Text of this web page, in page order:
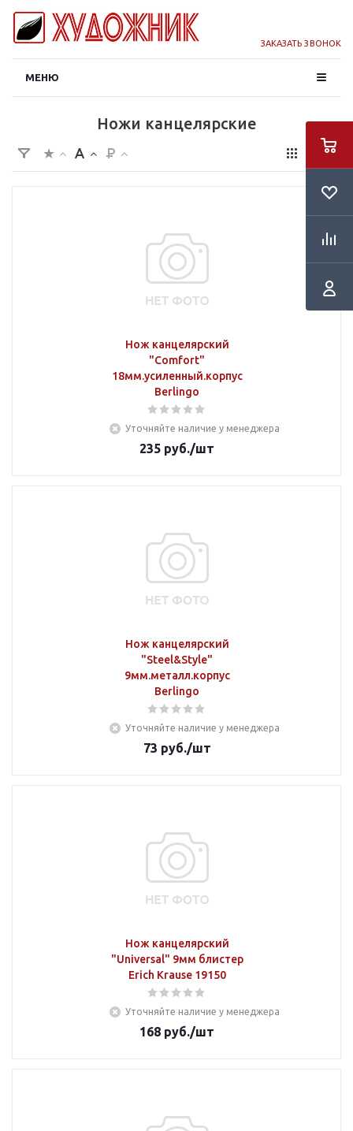
ЗАКАЗАТЬ ЗВОНОК
МЕНЮ
Ножи канцелярские
Нож канцелярский
"Comfort"
18мм.усиленный.корпус
Berlingo
Уточняйте наличие у менеджера
235 руб./шт
Нож канцелярский
"Steel&Style"
9мм.металл.корпус
Berlingo
Уточняйте наличие у менеджера
73 руб./шт
Нож канцелярский
"Universal" 9мм блистер
Erich Krause 19150
Уточняйте наличие у менеджера
168 руб./шт